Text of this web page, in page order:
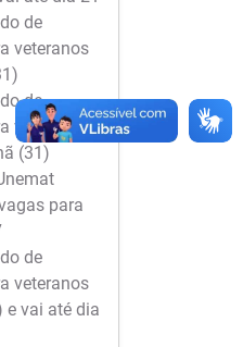
de
veteranos
de
veteranos
(31)
para
de
veteranos
e vai até dia